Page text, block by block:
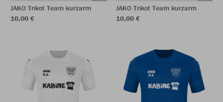
JAKO Trikot Team kurzarm
10,00 €
JAKO Trikot Team kurzarm
10,00 €